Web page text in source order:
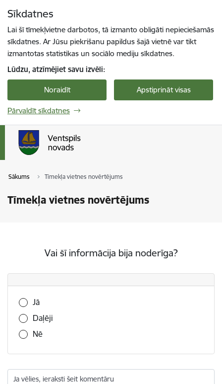
Sīkdatnes
Lai šī tīmekļvietne darbotos, tā izmanto obligāti nepieciešamās
sīkdatnes. Ar Jūsu piekrišanu papildus šajā vietnē var tikt
izmantotas statistikas un sociālo mediju sīkdatnes.
Lūdzu, atzīmējiet savu izvēli:
Noraidīt Apstiprināt visas
Pārvaldīt sīkdatnes
Sākums Tīmekļa vietnes novērtējums
Tīmekļa vietnes novērtējums
Vai šī informācija bija noderīga?
Vai šī informācija bija noderīga?
Jā
Daļēji
Nē
Ja vēlies, ieraksti šeit komentāru